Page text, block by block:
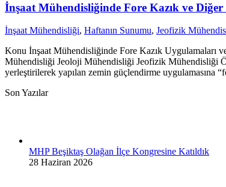
İnşaat Mühendisliğinde Fore Kazık ve
İnşaat Mühendisliği, Haftanın Sunumu, Jeofizik
Konu İnşaat Mühendisliğinde Fore Kazık Uygulamaları
Mühendisliği Jeoloji Mühendisliği Jeofizik Mühendisliği
yerleştirilerek yapılan zemin güçlendirme uygulamasına
Son Yazılar
MHP Beşiktaş Olağan İlçe Kongresine Katıldık
28 Haziran 2026